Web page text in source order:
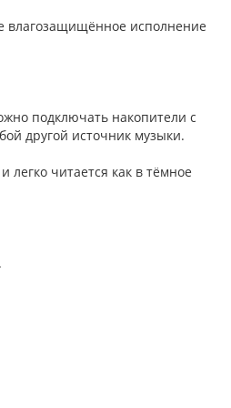
влагозащищённое исполнение
подключать накопители с
другой источник музыки.
читается как в тёмное